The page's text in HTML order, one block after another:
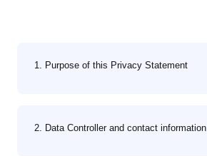
1. Purpose of this Privacy Statement
2. Data Controller and contact information